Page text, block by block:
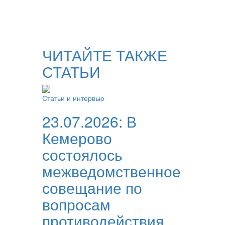
ЧИТАЙТЕ ТАКЖЕ
СТАТЬИ
Статьи и интервью
23.07.2026: В
Кемерово
состоялось
межведомственное
совещание по
вопросам